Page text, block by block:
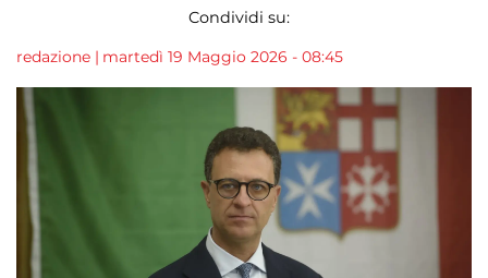
Condividi su:
redazione | martedì 19 Maggio 2026 - 08:45